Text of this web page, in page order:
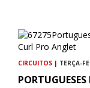
CIRCUITOS | TERÇA-